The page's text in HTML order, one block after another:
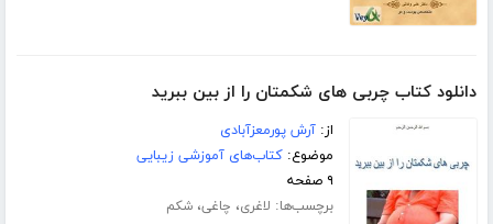
دانلود کتاب چربی های شکمتان را از بین ببرید
از:آرش پورمعزآبادی
موضوع:کتاب‌های آموزشی زیبایی
۹ صفحه
برچسب‌ها: لاغری، چاغی،شکم